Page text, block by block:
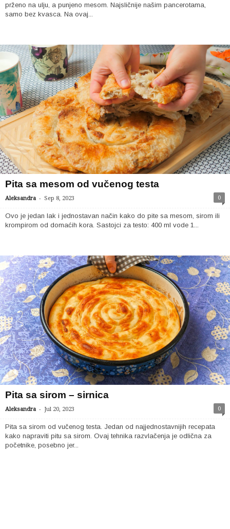
prženo na ulju, a punjeno mesom. Najsličnije našim pancerotama,
samo bez kvasca. Na ovaj...
Pita sa mesom od vučenog testa
Aleksandra - Sep 8, 2023 0
Ovo je jedan lak i jednostavan način kako do pite sa mesom, sirom ili
krompirom od domaćih kora. Sastojci za testo: 400 ml vode 1...
Pita sa sirom – sirnica
Aleksandra - Jul 20, 2023 0
Pita sa sirom od vučenog testa. Jedan od najjednostavnijih recepata
kako napraviti pitu sa sirom. Ovaj tehnika razvlačenja je odlična za
početnike, posebno jer...